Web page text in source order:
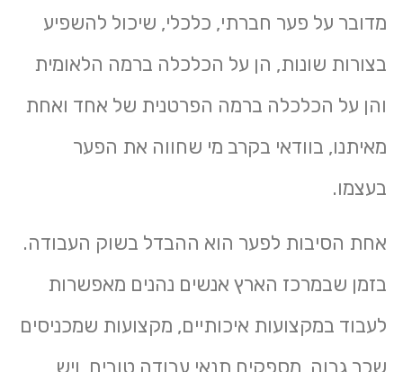
מדובר על פער חברתי, כלכלי, שיכול להשפיע
בצורות שונות, הן על הכלכלה ברמה הלאומית
והן על הכלכלה ברמה הפרטנית של אחד ואחת
מאיתנו, בוודאי בקרב מי שחווה את הפער
בעצמו.
אחת הסיבות לפער הוא ההבדל בשוק העבודה.
בזמן שבמרכז הארץ אנשים נהנים מאפשרות
לעבוד במקצועות איכותיים, מקצועות שמכניסים
שכר גבוה, מספקים תנאי עבודה טובים, ויש